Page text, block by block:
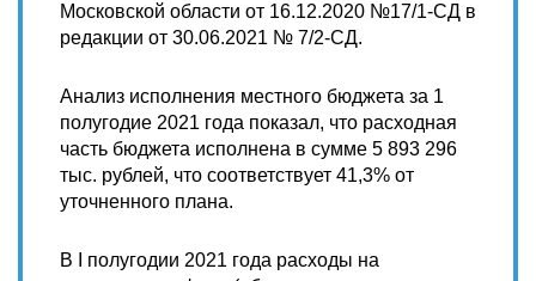
Московской области от 16.12.2020 №17/1-СД в
редакции от 30.06.2021 № 7/2-СД.
Анализ исполнения местного бюджета за 1
полугодие 2021 года показал, что расходная
часть бюджета исполнена в сумме 5 893 296
тыс. рублей, что соответствует 41,3% от
уточненного плана.
В I полугодии 2021 года расходы на